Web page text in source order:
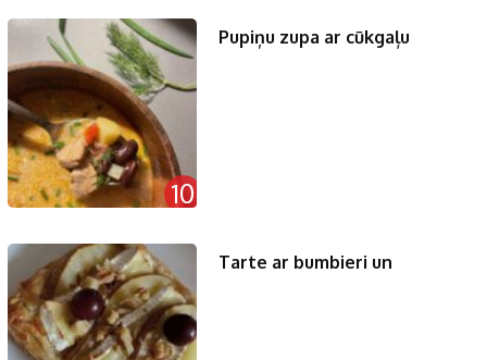
10
Pupiņu zupa ar cūkgaļu
Tarte ar bumbieri un